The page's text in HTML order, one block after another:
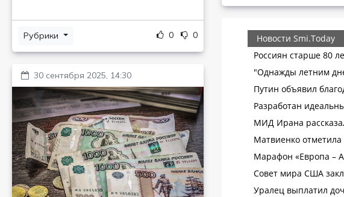
Рубрики 0 0
30 сентября 2025, 14:30